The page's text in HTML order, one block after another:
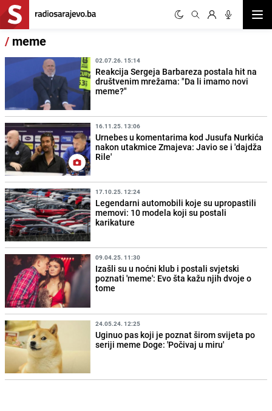
/ meme
02.07.26. 15:14
Reakcija Sergeja Barbareza postala hit na
društvenim mrežama: "Da li imamo novi
meme?"
16.11.25. 13:06
Urnebes u komentarima kod Jusufa Nurkića
nakon utakmice Zmajeva: Javio se i 'dajdža
Rile'
17.10.25. 12:24
Legendarni automobili koje su upropastili
memovi: 10 modela koji su postali
karikature
09.04.25. 11:30
Izašli su u noćni klub i postali svjetski
poznati 'meme': Evo šta kažu njih dvoje o
tome
24.05.24. 12:25
Uginuo pas koji je poznat širom svijeta po
seriji meme Doge: 'Počivaj u miru'